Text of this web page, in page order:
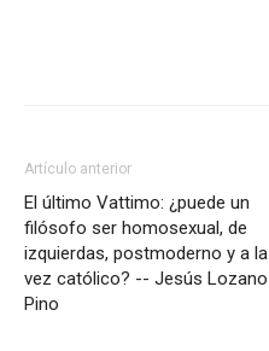
Artículo anterior
El último Vattimo: ¿puede un
filósofo ser homosexual, de
izquierdas, postmoderno y a la
vez católico? -- Jesús Lozano
Pino